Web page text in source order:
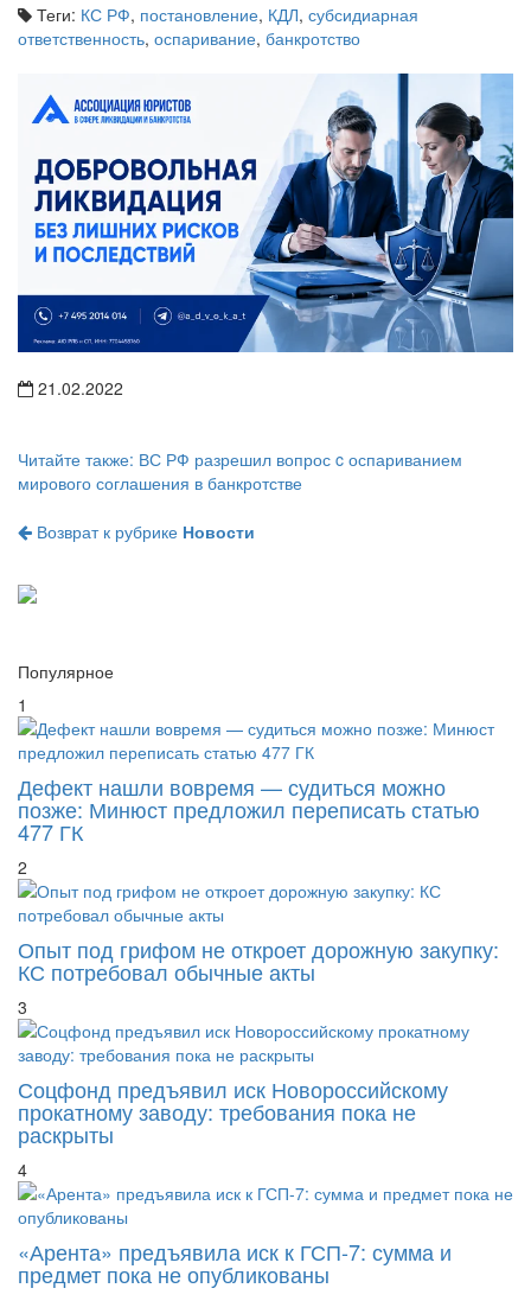
Теги: КС РФ, постановление, КДЛ, субсидиарная
ответственность, оспаривание, банкротство
21.02.2022
Читайте также: ВС РФ разрешил вопрос c оспариванием
мирового соглашения в банкротстве
Возврат к рубрике Новости
Популярное
1
Дефект нашли вовремя — судиться можно
позже: Минюст предложил переписать статью
477 ГК
2
Опыт под грифом не откроет дорожную закупку:
КС потребовал обычные акты
3
Соцфонд предъявил иск Новороссийскому
прокатному заводу: требования пока не
раскрыты
4
«Арента» предъявила иск к ГСП-7: сумма и
предмет пока не опубликованы